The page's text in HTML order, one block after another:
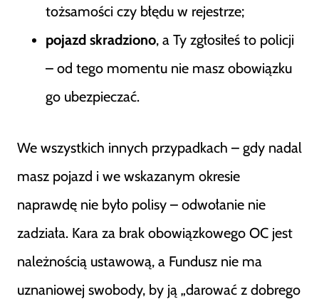
tożsamości czy błędu w rejestrze;
pojazd skradziono, a Ty zgłosiłeś to policji
– od tego momentu nie masz obowiązku
go ubezpieczać.
We wszystkich innych przypadkach – gdy nadal
masz pojazd i we wskazanym okresie
naprawdę nie było polisy – odwołanie nie
zadziała. Kara za brak obowiązkowego OC jest
należnością ustawową, a Fundusz nie ma
uznaniowej swobody, by ją „darować z dobrego